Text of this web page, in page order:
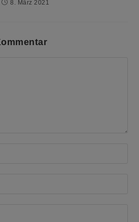
8. März 2021